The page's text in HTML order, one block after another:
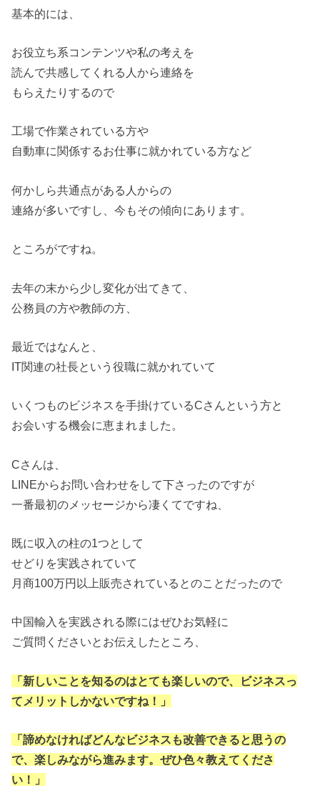
基本的には、
お役立ち系コンテンツや私の考えを
読んで共感してくれる人から連絡を
もらえたりするので
工場で作業されている方や
自動車に関係するお仕事に就かれている方など
何かしら共通点がある人からの
連絡が多いですし、今もその傾向にあります。
ところがですね。
去年の末から少し変化が出てきて、
公務員の方や教師の方、
最近ではなんと、
IT関連の社長という役職に就かれていて
いくつものビジネスを手掛けているCさんという方と
お会いする機会に恵まれました。
Cさんは、
LINEからお問い合わせをして下さったのですが
一番最初のメッセージから凄くてですね、
既に収入の柱の1つとして
せどりを実践されていて
月商100万円以上販売されているとのことだったので
中国輸入を実践される際にはぜひお気軽に
ご質問くださいとお伝えしたところ、
「新しいことを知るのはとても楽しいので、ビジネスっ
てメリットしかないですね！」
「諦めなければどんなビジネスも改善できると思うの
で、楽しみながら進みます。ぜひ色々教えてくださ
い！」